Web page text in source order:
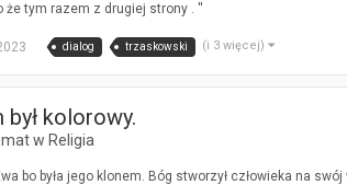
że tym razem z drugiej strony . ''
dialog trzaskowski (i 3 więcej)
był kolorowy.
w Religia
bo była jego klonem. Bóg stworzył człowieka na